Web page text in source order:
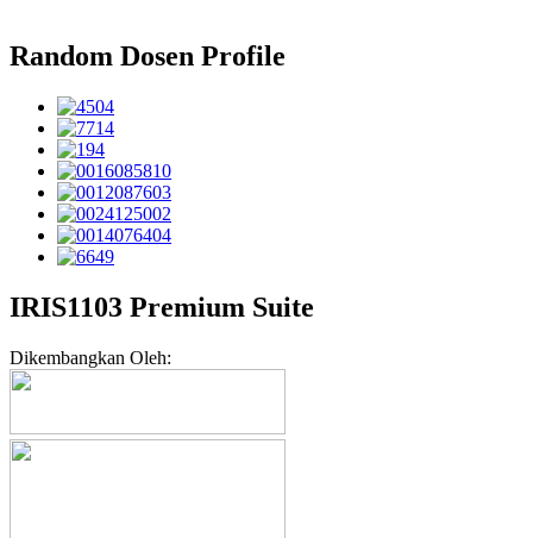
Random Dosen Profile
IRIS1103 Premium Suite
Dikembangkan Oleh: